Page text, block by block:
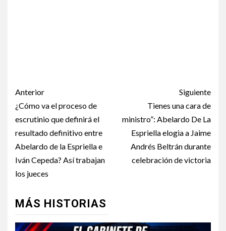
Anterior
¿Cómo va el proceso de
escrutinio que definirá el
resultado definitivo entre
Abelardo de la Espriella e
Iván Cepeda? Así trabajan
los jueces
Siguiente
Tienes una cara de
ministro”: Abelardo De La
Espriella elogia a Jaime
Andrés Beltrán durante
celebración de victoria
MÁS HISTORIAS